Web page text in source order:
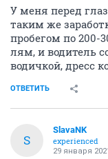
У меня перед
таким же
пробегом по 200-
лям, и водитель
водичкой, дресс
ОТВЕТИТЬ
S
SlavaNK
experienced
29 января